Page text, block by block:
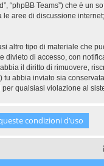
“phpBB Teams”) che è
le aree di discussione
altro tipo di materiale che
di accesso, con
il diritto di rimuovere,
abbia inviato sia
qualsiasi violazione al